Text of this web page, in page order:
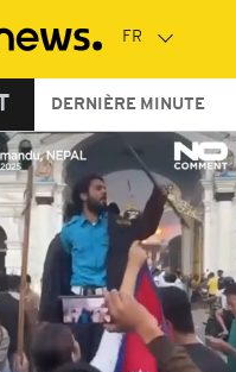
DERNIÈRE MINUTE